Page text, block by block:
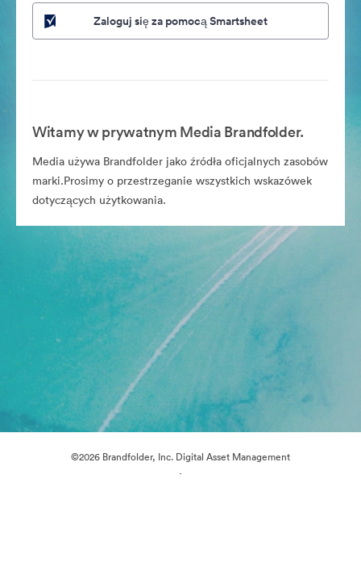
Zaloguj się za pomocą Smartsheet
Witamy w prywatnym Media Brandfolder.
Media używa Brandfolder jako źródła oficjalnych zasobów
marki.Prosimy o przestrzeganie wszystkich wskazówek
dotyczących użytkowania.
©2026 Brandfolder, Inc. Digital Asset Management
·